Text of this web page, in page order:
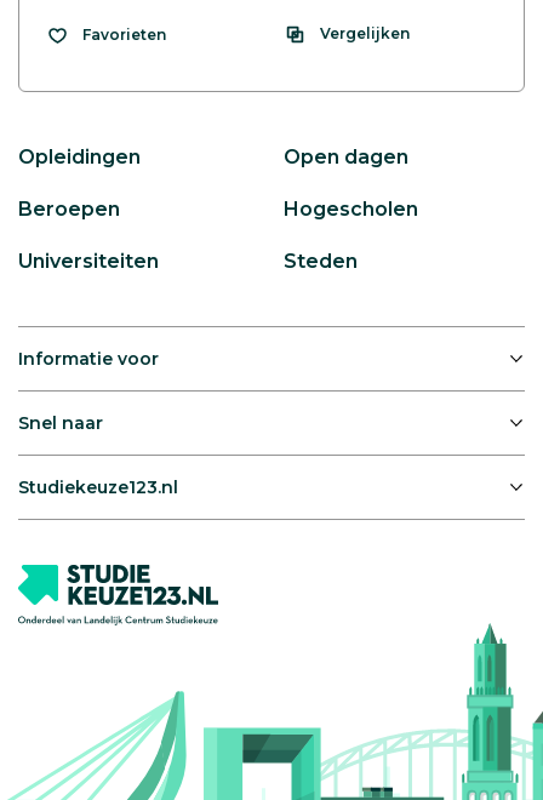
Favorieten Vergelijken
Opleidingen Open dagen
Beroepen Hogescholen
Universiteiten Steden
Informatie voor
Snel naar
Studiekeuze123.nl